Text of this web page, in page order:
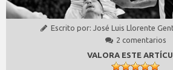
Escrito por: José Luis Llorente
2 comentarios
VALORA ESTE